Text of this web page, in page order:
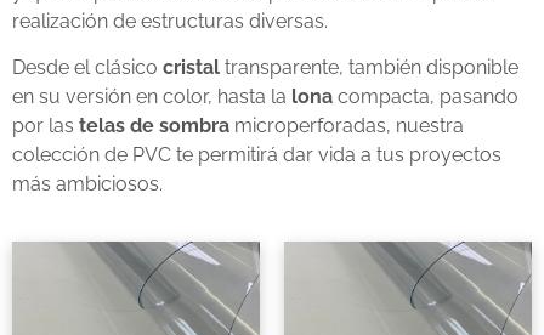
realización de estructuras diversas.
Desde el clásico cristal transparente, también disponible
en su versión en color, hasta la lona compacta, pasando
por las telas de sombra microperforadas, nuestra
colección de PVC te permitirá dar vida a tus proyectos
más ambiciosos.